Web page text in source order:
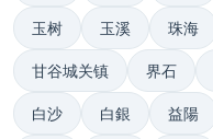
玉树 玉溪 珠海
甘谷城关镇 界石
白沙 白銀 益陽